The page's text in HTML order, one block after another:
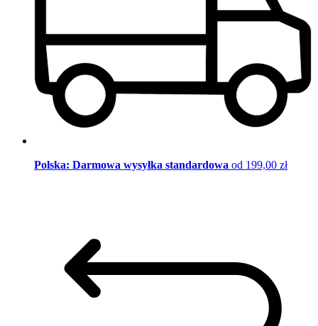
Polska: Darmowa wysyłka standardowa od 199,00 zł